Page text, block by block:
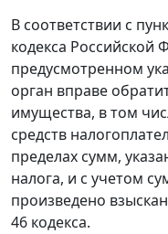
В соответствии с
кодекса Российской
предусмотренном
орган вправе
имущества, в том
средств
пределах сумм,
налога, и с учетом
произведено
46 кодекса.